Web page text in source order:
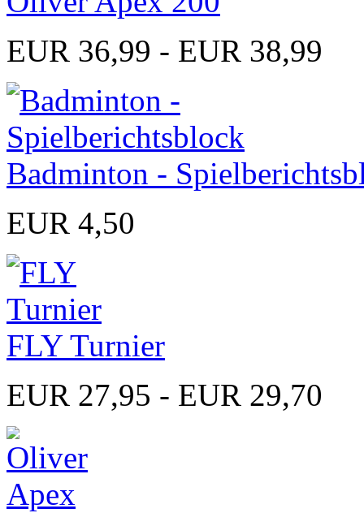
EUR 36,99 - EUR 38,99
Badminton -
EUR 4,50
FLY Turnier
EUR 27,95 - EUR 29,70